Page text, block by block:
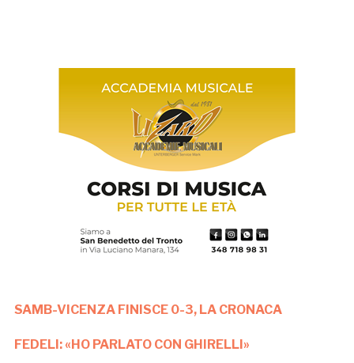
SAMB-VICENZA FINISCE 0-3, LA CRONACA
FEDELI: «HO PARLATO CON GHIRELLI»